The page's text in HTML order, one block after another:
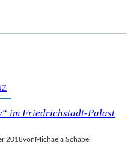
im Friedrichstadt-Palast
2018von Michaela Schabel